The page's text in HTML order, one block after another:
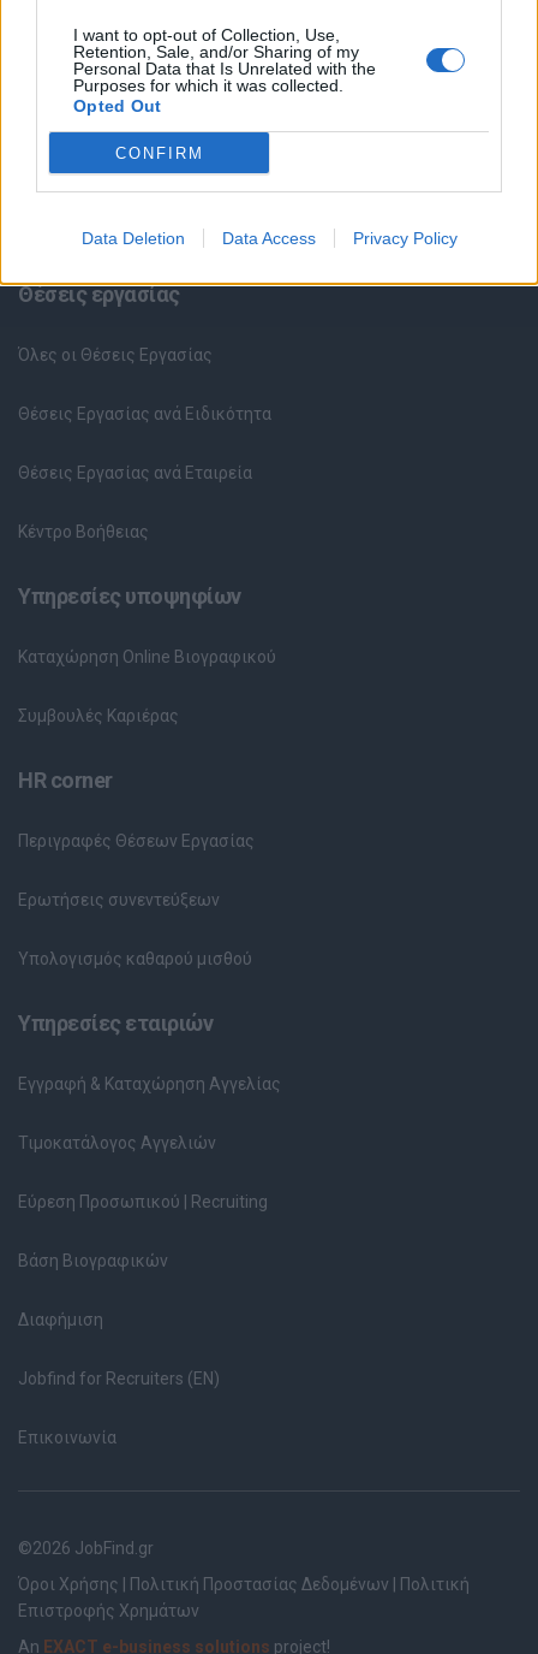
I want to opt-out of Collection, Use,
Retention, Sale, and/or Sharing of my
Personal Data that Is Unrelated with the
Purposes for which it was collected.
Opted Out
CONFIRM
Data Deletion Data Access Privacy Policy
Θέσεις εργασίας
Όλες οι Θέσεις Εργασίας
Θέσεις Εργασίας ανά Ειδικότητα
Θέσεις Εργασίας ανά Εταιρεία
Κέντρο Βοήθειας
Υπηρεσίες υποψηφίων
Καταχώρηση Online Βιογραφικού
Συμβουλές Καριέρας
HR corner
Περιγραφές Θέσεων Εργασίας
Ερωτήσεις συνεντεύξεων
Υπολογισμός καθαρού μισθού
Υπηρεσίες εταιριών
Εγγραφή & Καταχώρηση Αγγελίας
Τιμοκατάλογος Αγγελιών
Εύρεση Προσωπικού | Recruiting
Βάση Βιογραφικών
Διαφήμιση
Jobfind for Recruiters (EN)
Επικοινωνία
©2026 JobFind.gr
Όροι Χρήσης
Πολιτική Προστασίας Δεδομένων
Πολιτική
Επιστροφής Χρημάτων
An EXACT e-business solutions project!